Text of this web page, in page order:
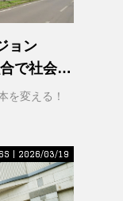
ョン
で社会変
エイティ
を変える！
| 2026/03/19